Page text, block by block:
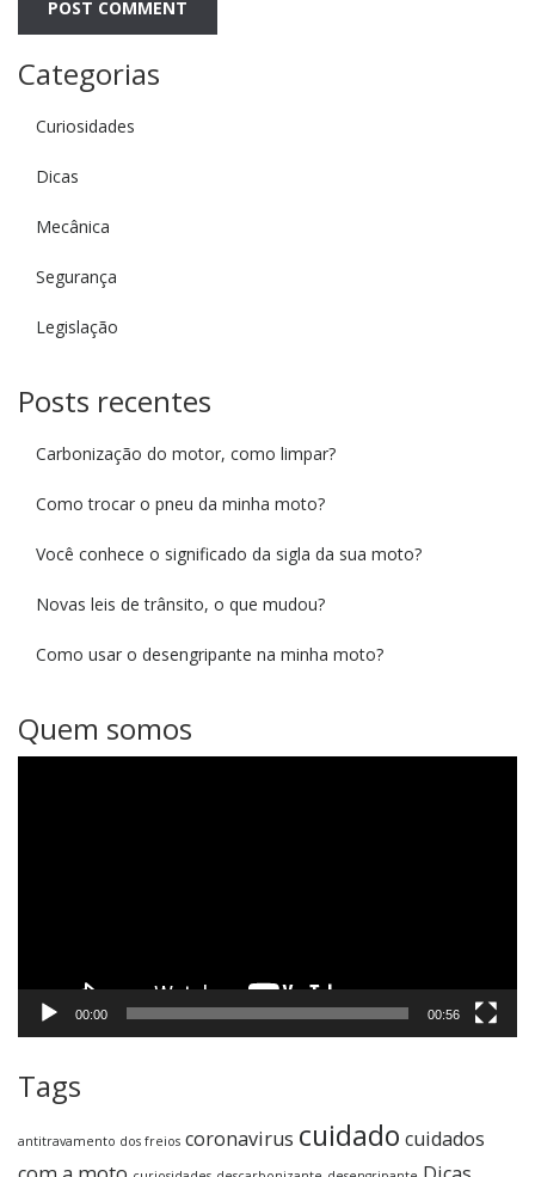
Categorias
Curiosidades
Dicas
Mecânica
Segurança
Legislação
Posts recentes
Carbonização do motor, como limpar?
Como trocar o pneu da minha moto?
Você conhece o significado da sigla da sua moto?
Novas leis de trânsito, o que mudou?
Como usar o desengripante na minha moto?
Quem somos
00:00 00:56
Tags
antitravamento dos freios coronavirus cuidado cuidados